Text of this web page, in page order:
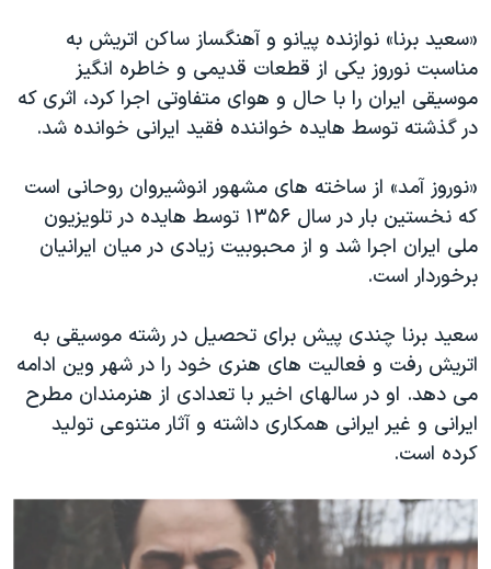
آرشیو پخش زنده
مجموعه مستندهای دادخواهی
تریبونال مردمی آبان ۹۸
دادگاه حمید نوری
قانون شفافیت دارائی کادر رهبری ایران
اعتراضات مردمی آبان ۹۸
اسرائیل در جنگ
همایش محافظه‌کاران آمریکا «سی‌پک»
صفحه‌های ویژه
سفر پرزیدنت ترامپ به چین
«سعید برنا» نوازنده پیانو و آهنگساز ساکن اتریش به
مناسبت نوروز یکی از قطعات قدیمی و خاطره انگیز
موسیقی ایران را با حال و هوای متفاوتی اجرا کرد، اثری که
در گذشته توسط هایده خواننده فقید ایرانی خوانده شد.
«نوروز آمد» از ساخته های مشهور انوشیروان روحانی است
که نخستین بار در سال ۱۳۵۶ توسط هایده در تلویزیون
ملی ایران اجرا شد و از محبوبیت زیادی در میان ایرانیان
برخوردار است.
سعید برنا چندی پیش برای تحصیل در رشته موسیقی به
اتریش رفت و فعالیت های هنری خود را در شهر وین ادامه
می دهد. او در سالهای اخیر با تعدادی از هنرمندان مطرح
ایرانی و غیر ایرانی همکاری داشته و آثار متنوعی تولید
کرده است.